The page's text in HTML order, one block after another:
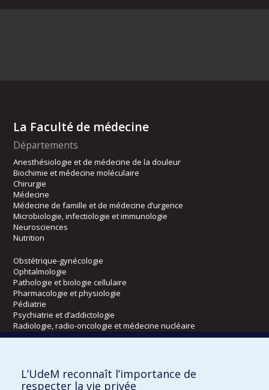
La Faculté de médecine
Départements
Anesthésiologie et de médecine de la douleur
Biochimie et médecine moléculaire
Chirurgie
Médecine
Médecine de famille et de médecine d’urgence
Microbiologie, infectiologie et immunologie
Neurosciences
Nutrition
Obstétrique-gynécologie
Ophtalmologie
Pathologie et biologie cellulaire
Pharmacologie et physiologie
Pédiatrie
Psychiatrie et d’addictologie
Radiologie, radio-oncologie et médecine nucléaire
Kinésiologie et des sciences de l’activité physique
L’UdeM reconnaît l’importance de
respecter la vie privée